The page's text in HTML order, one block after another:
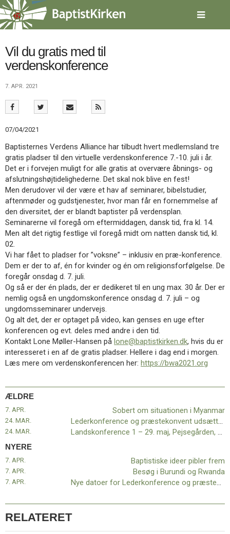
Spring
menu
over
gå
indholdVend
forsiden
Forside
3.0:
Kalender
4.0:
Inspiration
5.0:
Værktøjskassen
6.0:
Mission
7.0:
Om
BaptistKirken
8.0:
Kontakt
9.0:
Forside
10.0:
Nyheder
11.0:
Kalender
13.0:
Værktøjskassen
14.0:
Mission
15.0:
Om
BaptistKirken
16.0:
Kontakt
Næste
indlæg:
Baptistiske
ideer
pibler
Sobert
situationen
Myanmar
Vil du gratis med til
verdenskonference
7. APR. 2021
07/04/2021
Baptisternes Verdens Alliance har tilbudt hvert medlemsland tre
gratis pladser til den virtuelle verdenskonference 7.-10. juli i år.
Det er i forvejen muligt for alle gratis at overvære åbnings- og
afslutningshøjtidelighederne. Det skal nok blive en fest!
Men derudover vil der være et hav af seminarer, bibelstudier,
aftenmøder og gudstjenester, hvor man får en fornemmelse af
den diversitet, der er blandt baptister på verdensplan.
Seminarerne vil foregå om eftermiddagen, dansk tid, fra kl. 14.
Men alt det rigtig festlige vil foregå midt om natten dansk tid, kl.
02.
Vi har fået to pladser for ”voksne” – inklusiv en præ-konference.
Dem er der to af, én for kvinder og én om religionsforfølgelse. De
foregår onsdag d. 7. juli.
Og så er der én plads, der er dedikeret til en ung max. 30 år. Der er
nemlig også en ungdomskonference onsdag d. 7. juli – og
ungdomsseminarer undervejs.
Og alt det, der er optaget på video, kan genses en uge efter
konferencen og evt. deles med andre i den tid.
Kontakt Lone Møller-Hansen på lone@baptistkirken.dk, hvis du er
interesseret i en af de gratis pladser. Hellere i dag end i morgen.
Læs mere om verdenskonferencen her: https://bwa2021.org
ÆLDRE
7. APR. Sobert om situationen i Myanmar
24. MAR. Lederkonference og præstekonvent udsættes til 2022
24. MAR. Landskonference 1 – 29. maj, Pejsegården, Brædstrup
NYERE
Baptistiske ideer pibler frem
7. APR.
Besøg i Burundi og Rwanda
7. APR.
Nye datoer for Lederkonference og præstekonvent
7. APR.
RELATERET